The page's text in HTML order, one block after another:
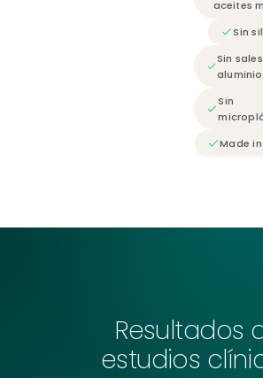
aceites
Sin
Sin
aluminio
Sin
Made
Resultados
estudios